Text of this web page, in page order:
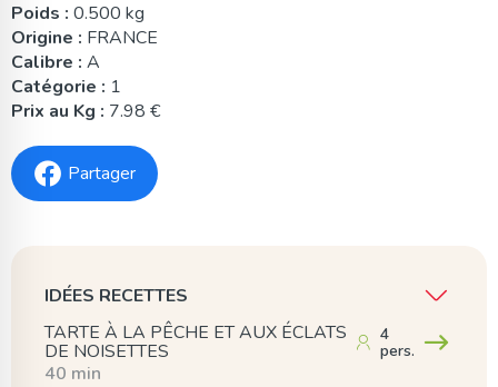
Poids : 0.500 kg
Origine : FRANCE
Calibre : A
Catégorie : 1
Prix au Kg : 7.98 €
Partager
IDÉES RECETTES
TARTE À LA PÊCHE ET AUX ÉCLATS
DE NOISETTES
4
pers.
40 min